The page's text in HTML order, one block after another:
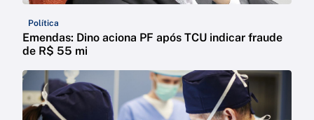
Política
Emendas: Dino aciona PF após TCU indicar fraude
de R$ 55 mi